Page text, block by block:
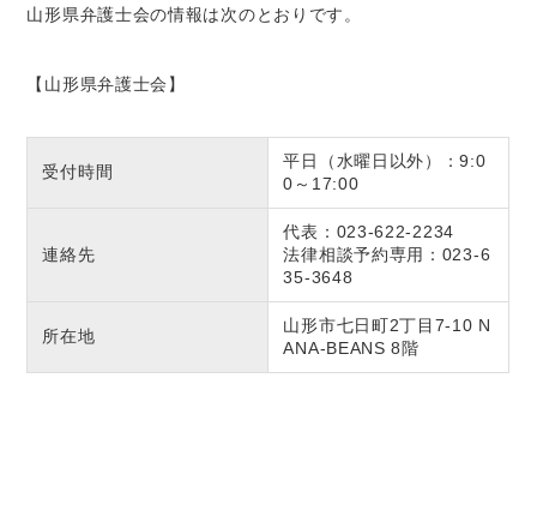
山形県弁護士会の情報は次のとおりです。
【山形県弁護士会】
受付時間
平日（水曜日以外）：9:0
0～17:00
連絡先
代表：023-622-2234
法律相談予約専用：023-6
35-3648
所在地
山形市七日町2丁目7-10 N
ANA-BEANS 8階